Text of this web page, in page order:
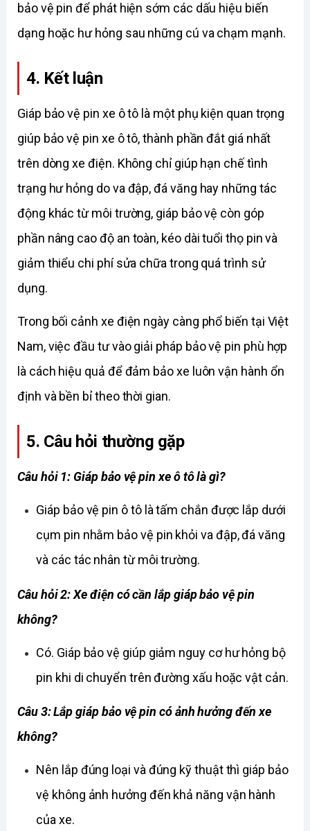
bảo vệ pin để phát hiện sớm các dấu hiệu biến
dạng hoặc hư hỏng sau những cú va chạm mạnh.
4. Kết luận
Giáp bảo vệ pin xe ô tô là một phụ kiện quan trọng
giúp bảo vệ pin xe ô tô, thành phần đắt giá nhất
trên dòng xe điện. Không chỉ giúp hạn chế tình
trạng hư hỏng do va đập, đá văng hay những tác
động khác từ môi trường, giáp bảo vệ còn góp
phần nâng cao độ an toàn, kéo dài tuổi thọ pin và
giảm thiểu chi phí sửa chữa trong quá trình sử
dụng.
Trong bối cảnh xe điện ngày càng phổ biến tại Việt
Nam, việc đầu tư vào giải pháp bảo vệ pin phù hợp
là cách hiệu quả để đảm bảo xe luôn vận hành ổn
định và bền bỉ theo thời gian.
5. Câu hỏi thường gặp
Câu hỏi 1: Giáp bảo vệ pin xe ô tô là gì?
Giáp bảo vệ pin ô tô là tấm chắn được lắp dưới
cụm pin nhằm bảo vệ pin khỏi va đập, đá văng
và các tác nhân từ môi trường.
Câu hỏi 2: Xe điện có cần lắp giáp bảo vệ pin
không?
Có. Giáp bảo vệ giúp giảm nguy cơ hư hỏng bộ
pin khi di chuyển trên đường xấu hoặc vật cản.
Câu 3: Lắp giáp bảo vệ pin có ảnh hưởng đến xe
không?
Nên lắp đúng loại và đúng kỹ thuật thì giáp bảo
vệ không ảnh hưởng đến khả năng vận hành
của xe.